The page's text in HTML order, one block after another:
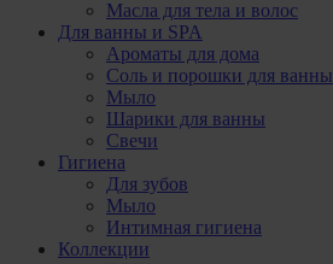
Масла для тела и волос
Для ванны и SPA
Ароматы для дома
Соль и порошки для ванны
Мыло
Шарики для ванны
Свечи
Гигиена
Для зубов
Мыло
Интимная гигиена
Коллекции